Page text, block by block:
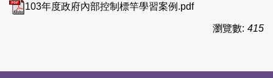
103年度政府內部控制標竿學習案例.pdf
瀏覽數: 415